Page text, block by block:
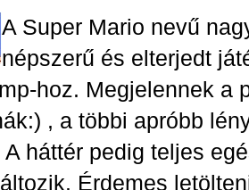
A Super Mario nevű
népszerű és elterjedt
hoz. Megjelennek a
, a többi apróbb
háttér pedig teljes
Érdemes